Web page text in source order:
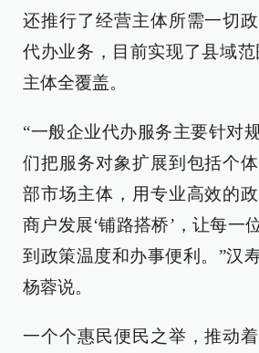
还推行了经营主体所需一切
代办业务，目前实现了县域
主体全覆盖。
“一般企业代办服务主要针对
们把服务对象扩展到包括个
部市场主体，用专业高效的
商户发展‘铺路搭桥’，让每一
到政策温度和办事便利。”汉
杨蓉说。
一个个惠民便民之举，推动